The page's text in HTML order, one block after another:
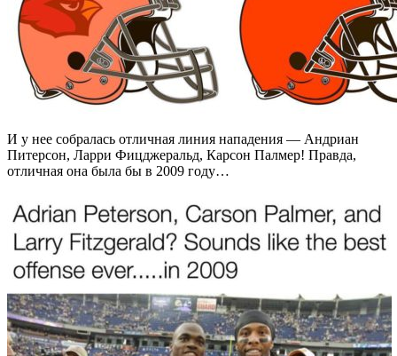
И у нее собралась отличная линия нападения — Андриан
Питерсон, Ларри Фицджеральд, Карсон Палмер! Правда,
отличная она была бы в 2009 году…